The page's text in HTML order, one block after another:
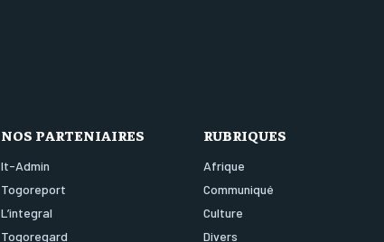
NOS PARTENIAIRES
It-Admin
Togoreport
L’integral
Togoregard
RUBRIQUES
Afrique
Communiqué
Culture
Divers